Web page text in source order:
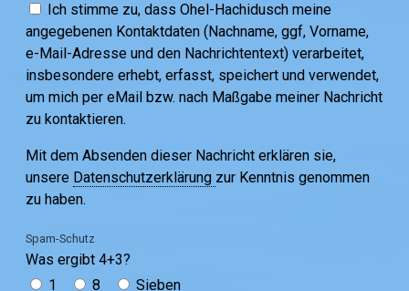
Ich stimme zu, dass Ohel-Hachidusch meine
angegebenen Kontaktdaten (Nachname, ggf, Vorname,
e-Mail-Adresse und den Nachrichtentext) verarbeitet,
insbesondere erhebt, erfasst, speichert und verwendet,
um mich per eMail bzw. nach Maßgabe meiner Nachricht
zu kontaktieren.
Mit dem Absenden dieser Nachricht erklären sie,
unsere Datenschutzerklärung zur Kenntnis genommen
zu haben.
Spam-Schutz
Was ergibt 4+3?
1
8 Sieben